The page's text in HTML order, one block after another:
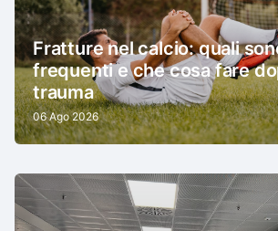
Fratture nel calcio: quali
frequenti e che cosa fare
trauma
06 Ago 2026